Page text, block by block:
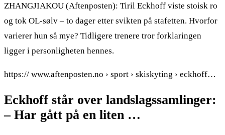
ZHANGJIAKOU (Aftenposten): Tiril Eckhoff viste stoisk ro
og tok OL-sølv – to dager etter svikten på stafetten. Hvorfor
varierer hun så mye? Tidligere trenere tror forklaringen
ligger i personligheten hennes.
https:// www.aftenposten.no › sport › skiskyting › eckhoff…
Eckhoff står over landslagssamlinger:
– Har gått på en liten …